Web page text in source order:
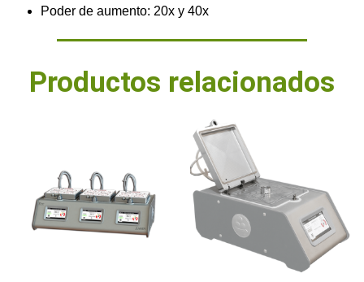
Poder de aumento: 20x y 40x
Productos relacionados